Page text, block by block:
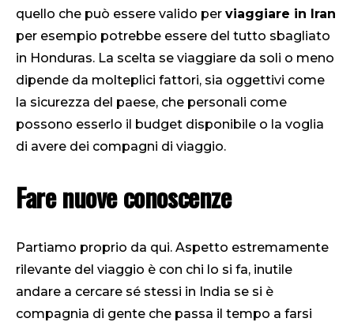
quello che può essere valido per viaggiare in Iran
per esempio potrebbe essere del tutto sbagliato
in Honduras. La scelta se viaggiare da soli o meno
dipende da molteplici fattori, sia oggettivi come
la sicurezza del paese, che personali come
possono esserlo il budget disponibile o la voglia
di avere dei compagni di viaggio.
Fare nuove conoscenze
Partiamo proprio da qui. Aspetto estremamente
rilevante del viaggio è con chi lo si fa, inutile
andare a cercare sé stessi in India se si è
compagnia di gente che passa il tempo a farsi